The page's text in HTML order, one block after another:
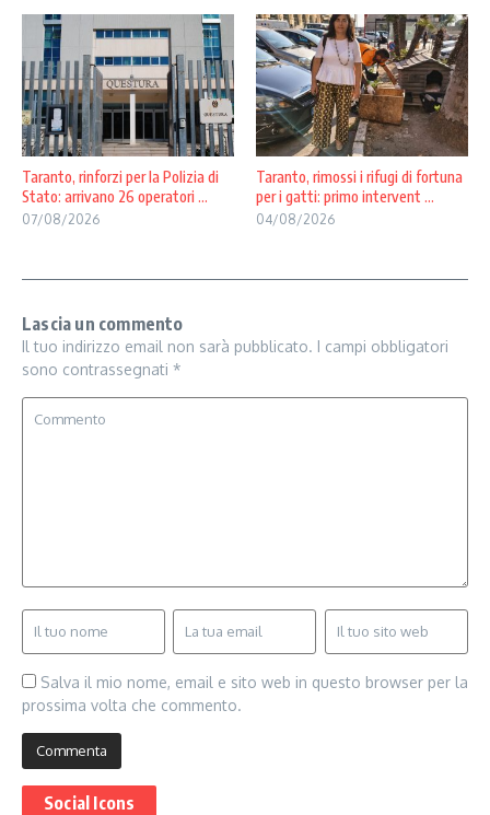
Taranto, rinforzi per la Polizia di
Stato: arrivano 26 operatori ...
07/08/2026
Taranto, rimossi i rifugi di fortuna
per i gatti: primo intervent ...
04/08/2026
Lascia un commento
Il tuo indirizzo email non sarà pubblicato. I campi obbligatori
sono contrassegnati *
Salva il mio nome, email e sito web in questo browser per la
prossima volta che commento.
Social Icons